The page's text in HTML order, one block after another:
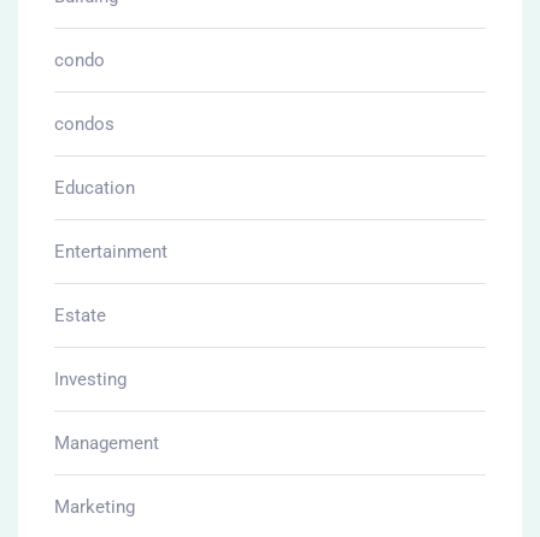
condo
condos
Education
Entertainment
Estate
Investing
Management
Marketing